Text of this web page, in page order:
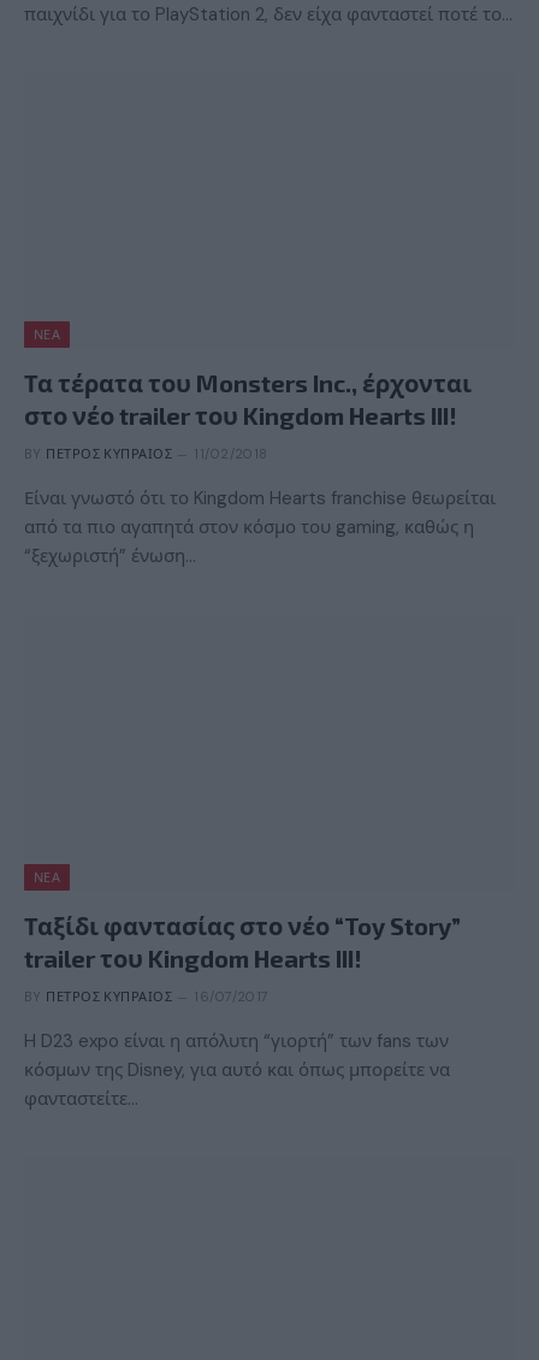
παιχνίδι για το PlayStation 2, δεν είχα φανταστεί ποτέ το…
ΝΈΑ
Τα τέρατα του Monsters Inc., έρχονται
στο νέο trailer του Kingdom Hearts III!
BY ΠΈΤΡΟΣ ΚΥΠΡΑΊΟΣ 11/02/2018
Είναι γνωστό ότι το Kingdom Hearts franchise θεωρείται
από τα πιο αγαπητά στον κόσμο του gaming, καθώς η
“ξεχωριστή” ένωση…
ΝΈΑ
Ταξίδι φαντασίας στο νέο “Toy Story”
trailer του Kingdom Hearts III!
BY ΠΈΤΡΟΣ ΚΥΠΡΑΊΟΣ 16/07/2017
H D23 expo είναι η απόλυτη “γιορτή” των fans των
κόσμων της Disney, για αυτό και όπως μπορείτε να
φανταστείτε…